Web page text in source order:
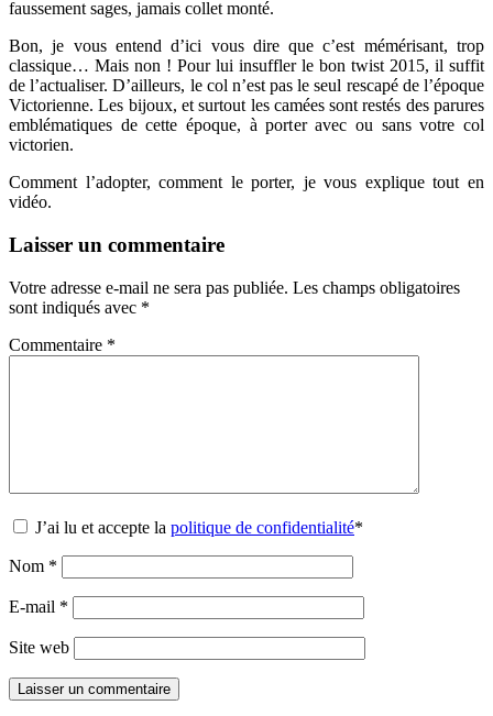
faussement sages, jamais collet monté.
Bon, je vous entend d’ici vous dire que c’est mémérisant, trop
classique… Mais non ! Pour lui insuffler le bon twist 2015, il suffit
de l’actualiser. D’ailleurs, le col n’est pas le seul rescapé de l’époque
Victorienne. Les bijoux, et surtout les camées sont restés des parures
emblématiques de cette époque, à porter avec ou sans votre col
victorien.
Comment l’adopter, comment le porter, je vous explique tout en
vidéo.
Laisser un commentaire
Votre adresse e-mail ne sera pas publiée. Les champs obligatoires
sont indiqués avec *
Commentaire *
J’ai lu et accepte la politique de confidentialité*
Nom *
E-mail *
Site web